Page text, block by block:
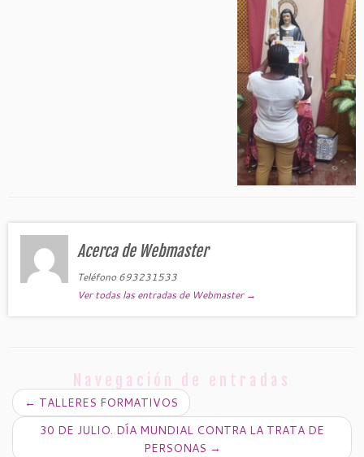
Acerca de Webmaster
Teléfono 693231533
Ver todas las entradas de Webmaster →
Navegación de entradas
← TALLERES FORMATIVOS
30 DE JULIO. DÍA MUNDIAL CONTRA LA TRATA DE
PERSONAS →